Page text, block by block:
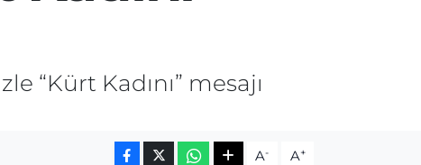
“Kürt Kadını” mesajı
A- A+